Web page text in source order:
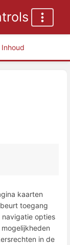
Inhoud
kaarten
toegang
opties
in de